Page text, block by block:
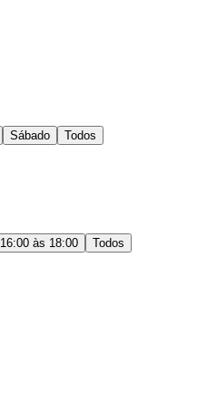
Sábado Todos
16:00 às 18:00 Todos